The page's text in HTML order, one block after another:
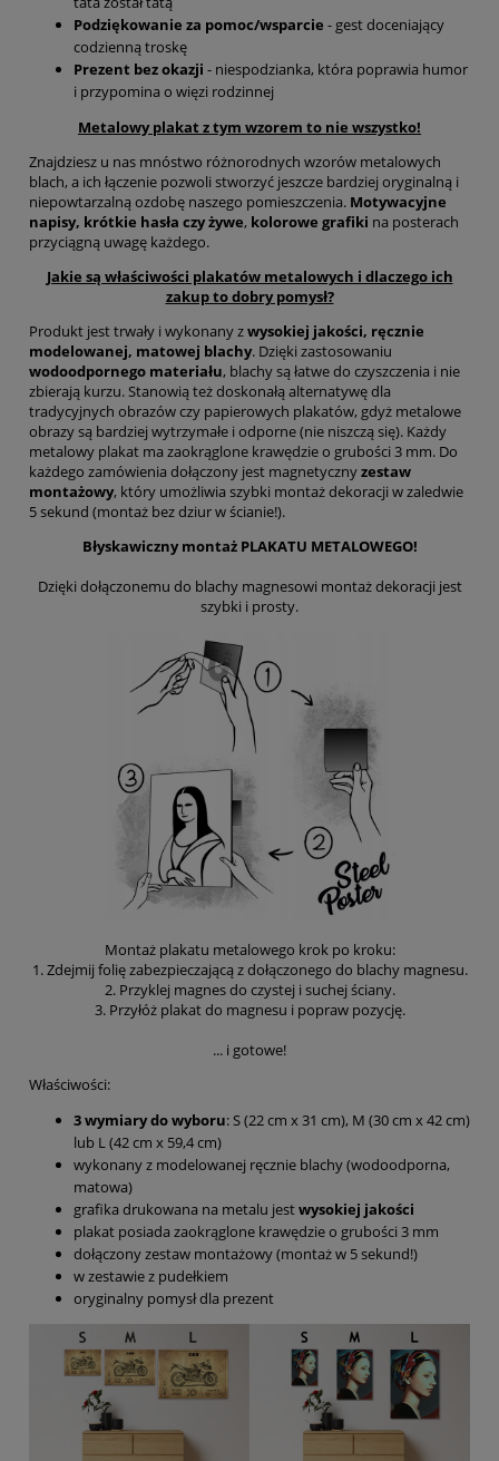
Podziękowanie za pomoc/wsparcie - gest doceniający
codzienną troskę
Prezent bez okazji - niespodzianka, która poprawia humor
i przypomina o więzi rodzinnej
Metalowy plakat z tym wzorem to nie wszystko!
Znajdziesz u nas mnóstwo różnorodnych wzorów metalowych
blach, a ich łączenie pozwoli stworzyć jeszcze bardziej oryginalną i
niepowtarzalną ozdobę naszego pomieszczenia. Motywacyjne
napisy, krótkie hasła czy żywe, kolorowe grafiki na posterach
przyciągną uwagę każdego.
Jakie są właściwości plakatów metalowych i dlaczego ich
zakup to dobry pomysł?
Produkt jest trwały i wykonany zwysokiej jakości, ręcznie
modelowanej, matowej blachy. Dzięki zastosowaniu
wodoodpornego materiału, blachy są łatwe do czyszczenia i nie
zbierają kurzu. Stanowią też doskonałą alternatywę dla
tradycyjnych obrazów czy papierowych plakatów, gdyż metalowe
obrazy są bardziej wytrzymałe i odporne (nie niszczą się). Każdy
metalowy plakat ma zaokrąglone krawędzie o grubości 3 mm. Do
każdego zamówienia dołączony jest magnetycznyzestaw
montażowy, który umożliwia szybki montaż dekoracji w zaledwie
5 sekund (montaż bez dziur w ścianie!).
Błyskawiczny montaż PLAKATU METALOWEGO!
Dzięki dołączonemu do blachy magnesowi montaż dekoracji jest
szybki i prosty.
Montaż plakatu metalowego krok po kroku:
1. Zdejmij folię zabezpieczającą z dołączonego do blachy magnesu.
2. Przyklej magnes do czystej i suchej ściany.
3. Przyłóż plakat do magnesu i popraw pozycję.
... i gotowe!
Właściwości:
3 wymiary do wyboru: S (22 cm x 31 cm), M (30 cm x 42 cm)
lub L (42 cm x 59,4 cm)
wykonany z modelowanej ręcznie blachy (wodoodporna,
matowa)
grafika drukowana na metalu jestwysokiej jakości
plakat posiada zaokrąglone krawędzie o grubości 3 mm
dołączony zestaw montażowy (montaż w 5 sekund!)
w zestawie z pudełkiem
oryginalny pomysł dla prezent